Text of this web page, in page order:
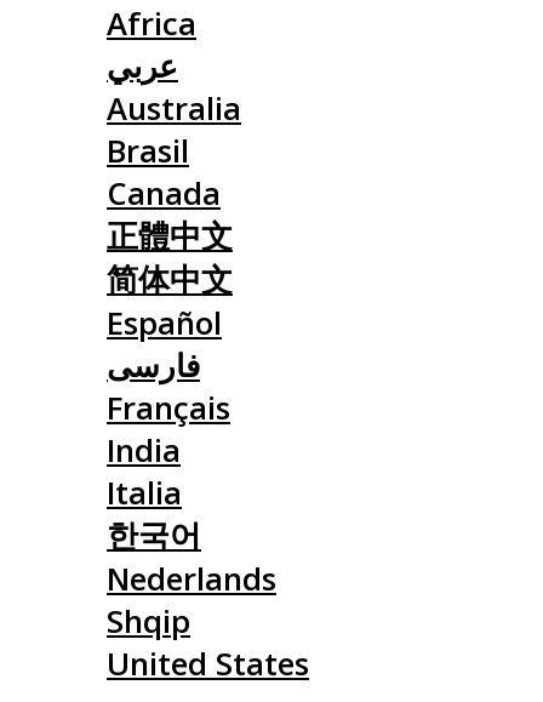
Africa
عربي
Australia
Brasil
Canada
正體中文
简体中文
Español
فارسی
Français
India
Italia
한국어
Nederlands
Shqip
United States